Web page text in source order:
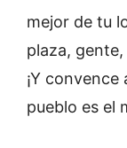
mejor de tu
plaza,
¡Y
pueblo es el